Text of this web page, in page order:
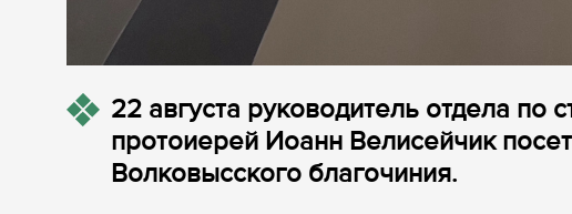
22 августа руководитель отдела по
протоиерей Иоанн Велисейчик
Волковысского благочиния.